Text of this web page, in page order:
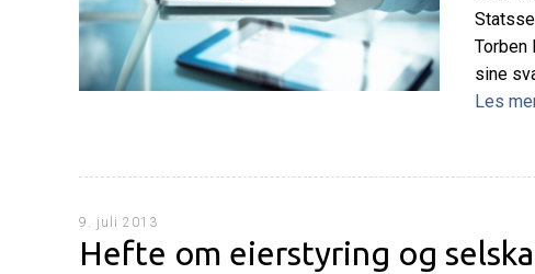
Torben
sine
Les
9. juli 2013
Hefte om eierstyring og